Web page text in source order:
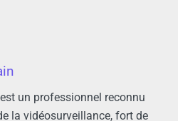
un professionnel reconnu
la vidéosurveillance, fort de